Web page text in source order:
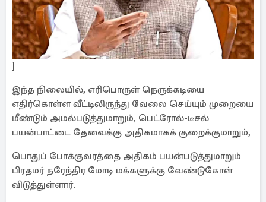
]
இந்த நிலையில், எரிபொருள் நெருக்கடியை
எதிர்கொள்ள வீட்டிலிருந்து வேலை செய்யும் முறையை
மீண்டும் அமல்படுத்துமாறும், பெட்ரோல்-டீசல்
பயன்பாட்டை தேவைக்கு அதிகமாகக் குறைக்குமாறும்,
பொதுப் போக்குவரத்தை அதிகம் பயன்படுத்துமாறும்
பிரதமர் நரேந்திர மோடி மக்களுக்கு வேண்டுகோள்
விடுத்துள்ளார்.